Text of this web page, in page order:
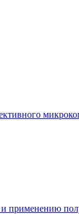
применению